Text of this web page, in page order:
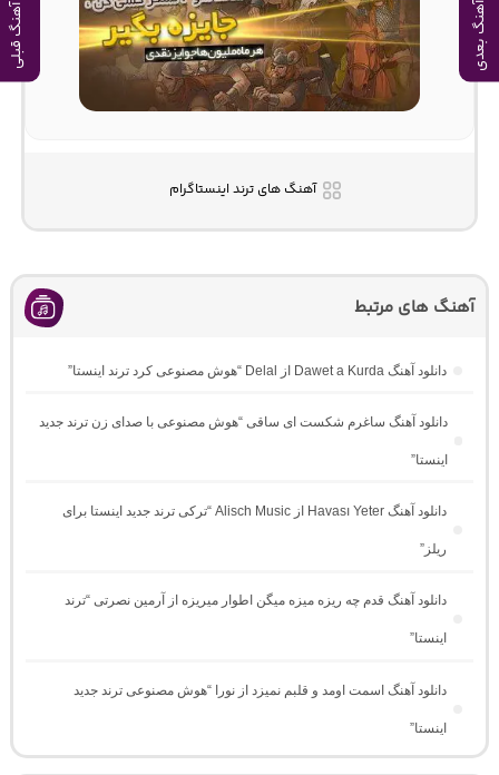
آهنگ بعدی آهنگ قبلی
آهنگ های ترند اینستاگرام
آهنگ های مرتبط
دانلود آهنگ Dawet a Kurda از Delal “هوش مصنوعی کرد ترند اینستا”
دانلود آهنگ ساغرم شکست ای ساقی “هوش مصنوعی با صدای زن ترند جدید
اینستا”
دانلود آهنگ Havası Yeter از Alisch Music “ترکی ترند جدید اینستا برای
ریلز”
دانلود آهنگ ﻗﺪم ﭼﻪ رﻳﺰه ﻣﻴﺰه ﻣﻴﮕﻦ اﻃﻮار ﻣﻴﺮﻳﺰه از آرمین نصرتی “ترند
اینستا”
دانلود آهنگ اسمت اومد و قلبم نمیزد از نورا “هوش مصنوعی ترند جدید
اینستا”